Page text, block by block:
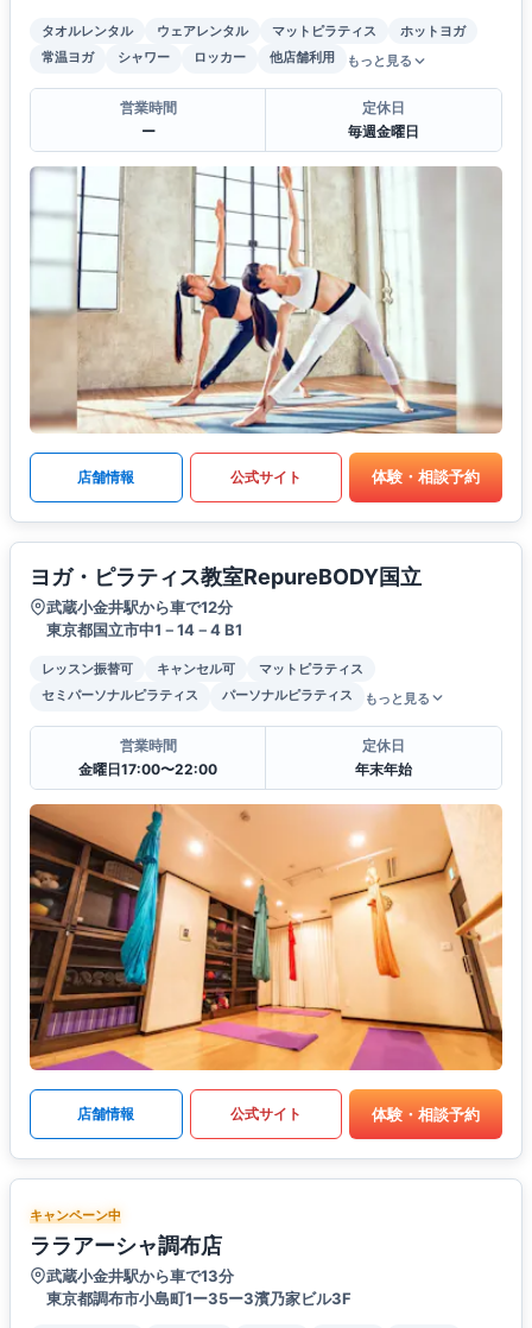
タオルレンタル ウェアレンタル マットピラティス
ホットヨガ
常温ヨガ
シャワー ロッカー 他店舗利用 もっと見る
営業時間
ー
定休日
毎週金曜日
店舗情報 公式サイト 体験・相談予約
ヨガ・ピラティス教室RepureBODY国立
武蔵小金井駅から車で12分
東京都国立市中1－14－4 B1
レッスン振替可 キャンセル可
マットピラティス
セミパーソナルピラティス
パーソナルピラティス もっと見る
営業時間
金曜日17:00〜22:00
定休日
年末年始
店舗情報 公式サイト 体験・相談予約
キャンペーン中
ララアーシャ調布店
武蔵小金井駅から車で13分
東京都調布市小島町1ー35ー3濱乃家ビル3F